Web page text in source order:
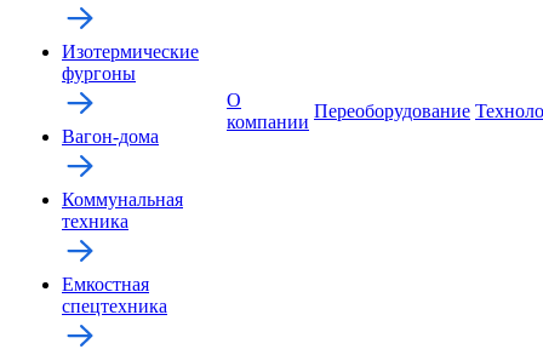
Изотермические
фургоны
Вагон-дома
Коммунальная
техника
Емкостная
спецтехника
О
компании
Переоборудование